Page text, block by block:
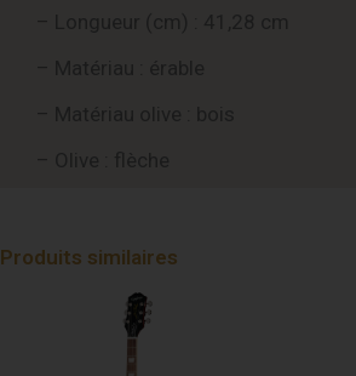
Produits similaires